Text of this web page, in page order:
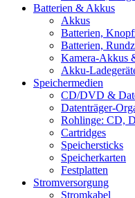
Batterien & Akkus
Akkus
Batterien,
Batterien,
Kamera-Akkus
Akku-
Speichermedien
CD/DVD &
Datenträger-
Rohlinge: CD,
Cartridges
Speichersticks
Speicherkarten
Festplatten
Stromversorgung
Stromkabel